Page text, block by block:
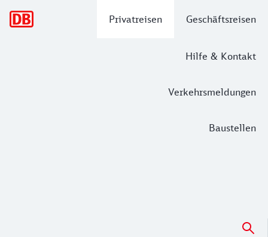
Privatreisen Geschäftsreisen
Hilfe & Kontakt
Verkehrsmeldungen
Baustellen